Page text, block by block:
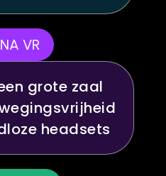
VR
grote zaal
headsets